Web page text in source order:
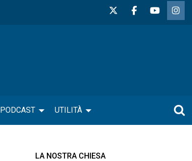
PODCAST UTILITÀ
LA NOSTRA CHIESA